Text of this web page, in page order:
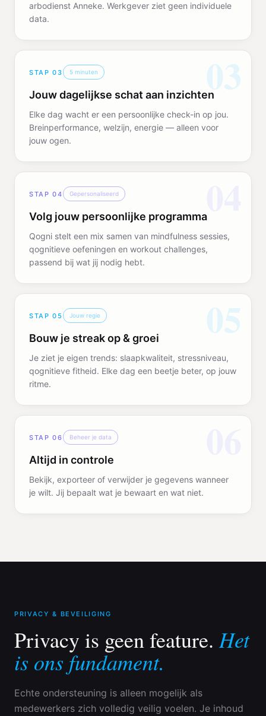
arbodienst Anneke. Werkgever ziet geen individuele
data.
03
STAP03 5 minuten
Jouw dagelijkse schat aan inzichten
Elke dag wacht er een persoonlijke check-in op jou.
Breinperformance, welzijn, energie — alleen voor
jouw ogen.
STAP04 Gepersonaliseerd
Volg jouw persoonlijke programma
Qogni stelt een mix samen van mindfulness sessies,
qognitieve oefeningen en workout challenges,
passend bij wat jij nodig hebt.
05
STAP05 Jouw regie
Bouw je streak op & groei
Je ziet je eigen trends: slaapkwaliteit, stressniveau,
qognitieve fitheid. Elke dag een beetje beter, op jouw
ritme.
STAP06 Beheer je data
Altijd in controle
Bekijk, exporteer of verwijder je gegevens wanneer
je wilt. Jij bepaalt wat je bewaart en wat niet.
PRIVACY & BEVEILIGING
Privacy is geen feature. Het
is ons fundament.
Echte ondersteuning is alleen mogelijk als
medewerkers zich volledig veilig voelen. Je inhoud